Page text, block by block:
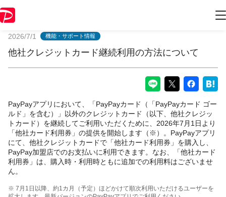
2026/7/1 機能・サポート情報
他社クレジットカード継続利用の方法について
PayPayアプリにおいて、「PayPayカード（「PayPayカード ゴー
ルド」を含む）」以外のクレジットカード（以下、他社クレジッ
トカード）を継続してご利用いただくために、2026年7月1日より
「他社カード利用券」の提供を開始します（※）。PayPayアプリ
にて、他社クレジットカードで「他社カード利用券」を購入し、
PayPay加盟店でのお支払いに利用できます。なお、「他社カード
利用券」は、購入時・利用時ともに追加での利用料はございませ
ん。
※ 7月1日以降、約1カ月（予定）ほどかけて順次利用いただけるユーザーを